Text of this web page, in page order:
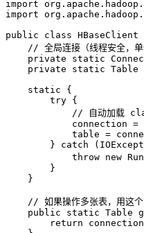
import
import
public
class HBaseClient
// 全局连接（线程安全，单
private
static
private
static Table
static {
try {
// 自动加载
connection =
table =
        }
catch
throw new
        }
    }
// 如果操作多张表，用这
public
static Table
return